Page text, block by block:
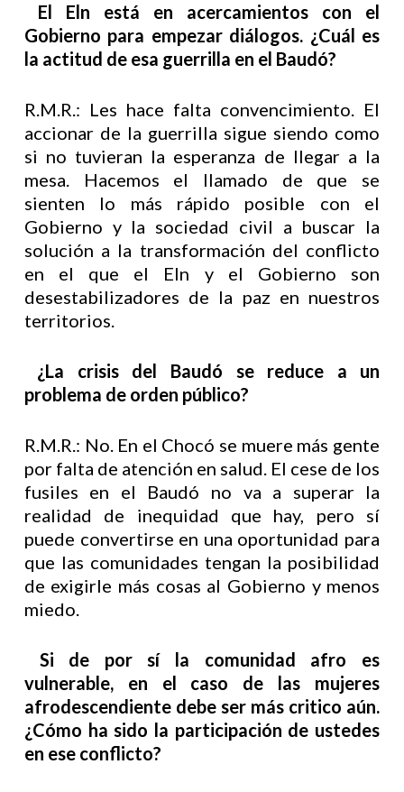
El Eln está en acercamientos con el
Gobierno para empezar diálogos. ¿Cuál es
la actitud de esa guerrilla en el Baudó?
R.M.R.: Les hace falta convencimiento. El
accionar de la guerrilla sigue siendo como
si no tuvieran la esperanza de llegar a la
mesa. Hacemos el llamado de que se
sienten lo más rápido posible con el
Gobierno y la sociedad civil a buscar la
solución a la transformación del conflicto
en el que el Eln y el Gobierno son
desestabilizadores de la paz en nuestros
territorios.
¿La crisis del Baudó se reduce a un
problema de orden público?
R.M.R.: No. En el Chocó se muere más gente
por falta de atención en salud. El cese de los
fusiles en el Baudó no va a superar la
realidad de inequidad que hay, pero sí
puede convertirse en una oportunidad para
que las comunidades tengan la posibilidad
de exigirle más cosas al Gobierno y menos
miedo.
Si de por sí la comunidad afro es
vulnerable, en el caso de las mujeres
afrodescendiente debe ser más critico aún.
¿Cómo ha sido la participación de ustedes
en ese conflicto?